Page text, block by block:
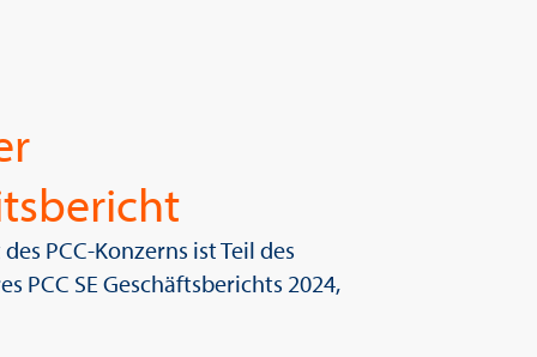
PCC-Konzerns ist Teil des
PCC SE Geschäftsberichts 2024,